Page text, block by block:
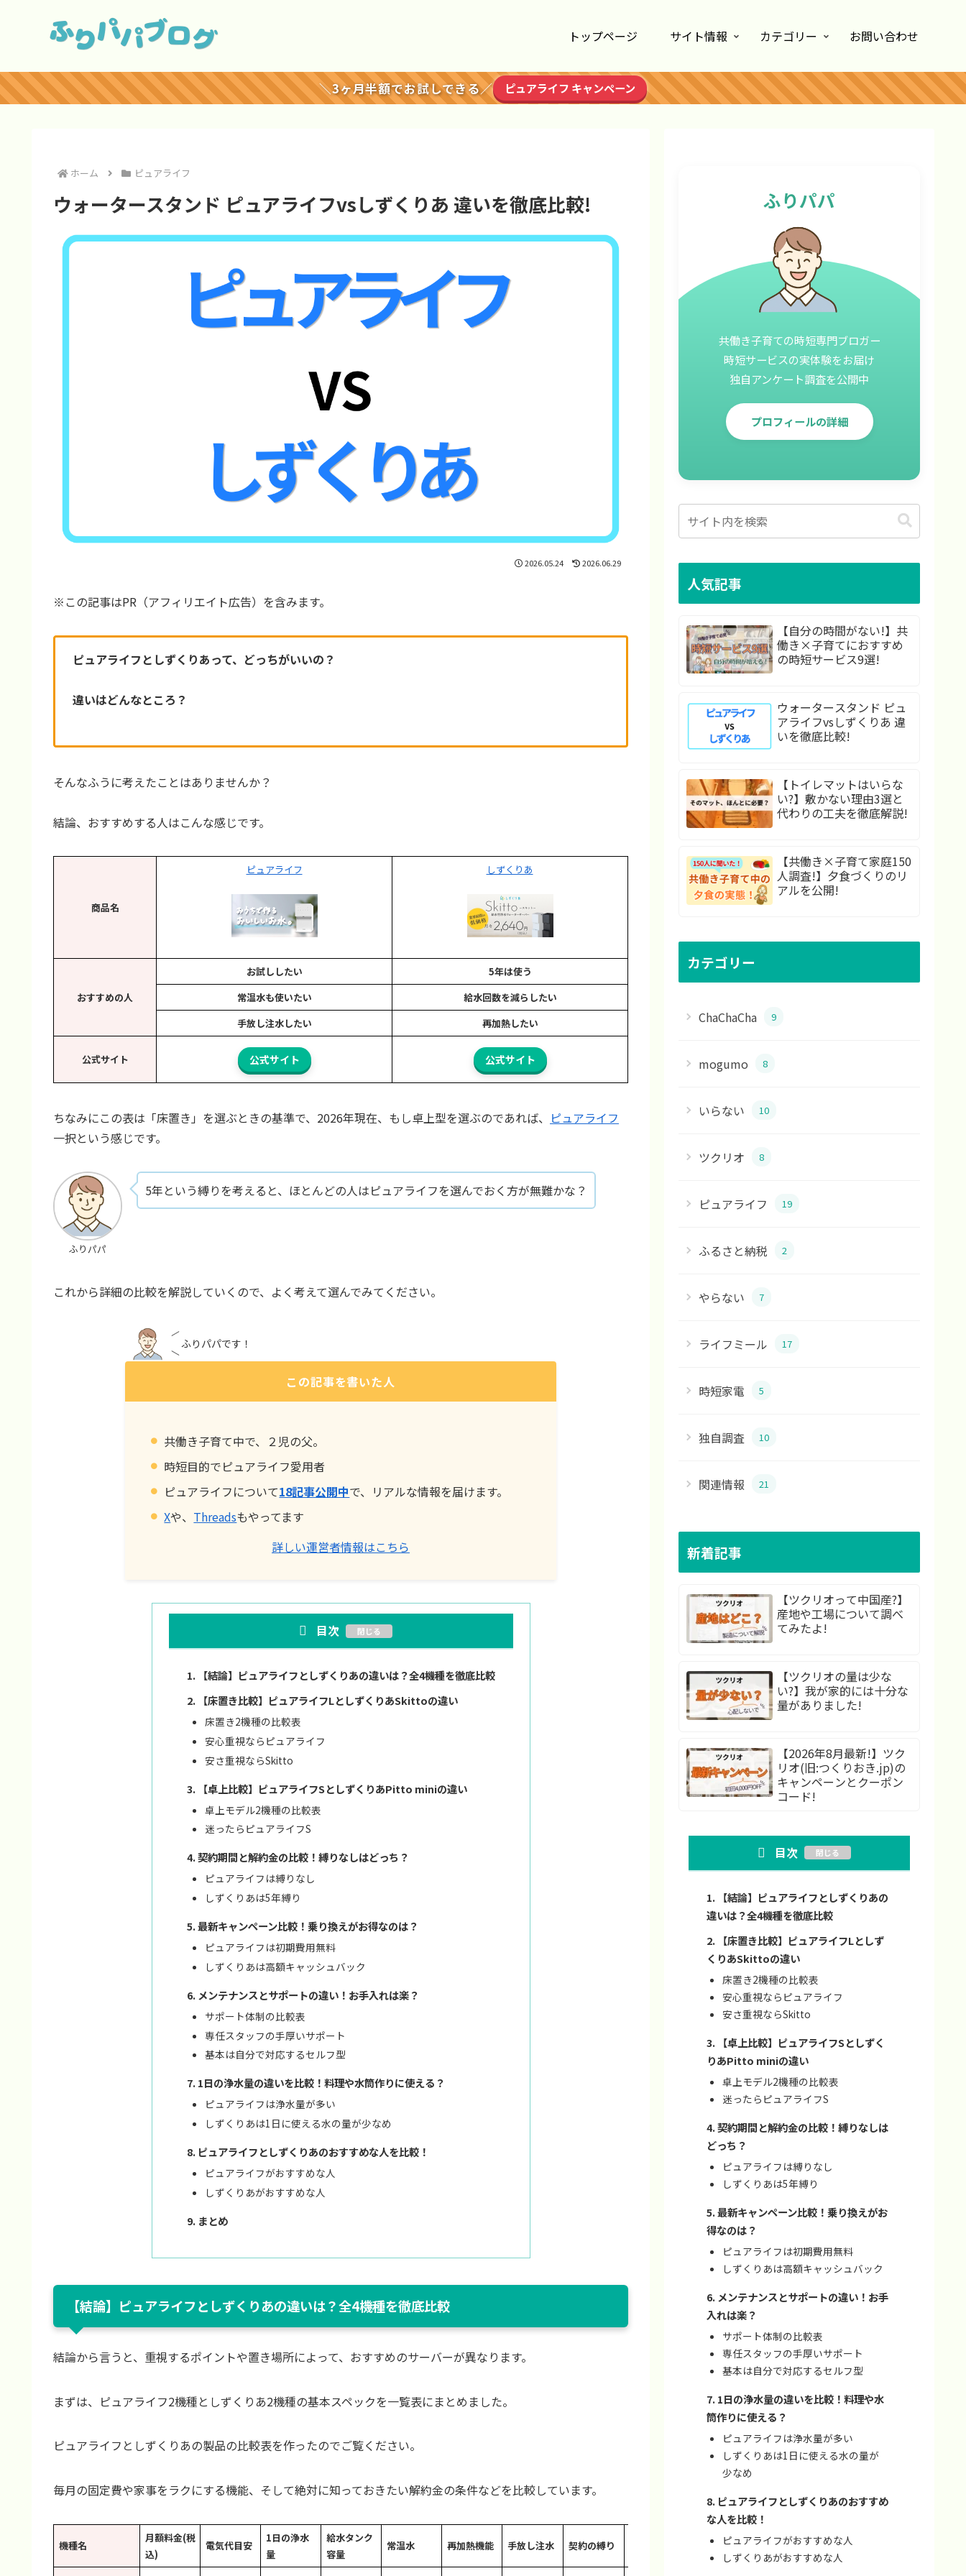
トップページ サイト情報 カテゴリー お問い合わせ
＼3ヶ月半額でお試しできる／ ピュアライフ キャンペーン
ホーム ピュアライフ
ウォータースタンド ピュアライフvsしずくりあ 違いを徹底比較!
2026.05.24 2026.06.29
※この記事はPR（アフィリエイト広告）を含みます。
ピュアライフとしずくりあって、どっちがいいの？
違いはどんなところ？
そんなふうに考えたことはありませんか？
結論、おすすめする人はこんな感じです。
商品名
ピュアライフ しずくりあ
おすすめの人
お試ししたい
5年は使う
常温水も使いたい
給水回数を減らしたい
手放し注水したい
再加熱したい
公式サイト 公式サイト 公式サイト
ちなみにこの表は「床置き」を選ぶときの基準で、2026年現在、もし卓上型を選ぶのであれば、 ピュアライフ
一択という感じです。
ふりパパ
5年という縛りを考えると、ほとんどの人はピュアライフを選んでおく方が無難かな？
これから詳細の比較を解説していくので、よく考えて選んでみてください。
ふりパパです！
この記事を書いた人
共働き子育て中で、２児の父。
時短目的でピュアライフ愛用者
ピュアライフについて18記事公開中で、リアルな情報を届けます。
Xや、 Threadsもやってます
詳しい運営者情報はこちら
目次
【結論】ピュアライフとしずくりあの違いは？全4機種を徹底比較
【床置き比較】ピュアライフLとしずくりあSkittoの違い
床置き2機種の比較表
安心重視ならピュアライフ
安さ重視ならSkitto
【卓上比較】ピュアライフSとしずくりあPitto miniの違い
卓上モデル2機種の比較表
迷ったらピュアライフS
契約期間と解約金の比較！縛りなしはどっち？
ピュアライフは縛りなし
しずくりあは5年縛り
最新キャンペーン比較！乗り換えがお得なのは？
ピュアライフは初期費用無料
しずくりあは高額キャッシュバック
メンテナンスとサポートの違い！お手入れは楽？
サポート体制の比較表
専任スタッフの手厚いサポート
基本は自分で対応するセルフ型
1日の浄水量の違いを比較！料理や水筒作りに使える？
ピュアライフは浄水量が多い
しずくりあは1日に使える水の量が少なめ
ピュアライフとしずくりあのおすすめな人を比較！
ピュアライフがおすすめな人
しずくりあがおすすめな人
まとめ
【結論】ピュアライフとしずくりあの違いは？全4機種を徹底比較
結論から言うと、重視するポイントや置き場所によって、おすすめのサーバーが異なります。
まずは、ピュアライフ2機種としずくりあ2機種の基本スペックを一覧表にまとめました。
ピュアライフとしずくりあの製品の比較表を作ったのでご覧ください。
毎月の固定費や家事をラクにする機能、そして絶対に知っておきたい解約金の条件などを比較しています。
機種名
月額料金(税
込)
電気代目安
1日の浄水
量
給水タンク
容量
常温水 再加熱機能 手放し注水 契約の縛り 公式サイト
ふりパパ
共働き子育ての時短専門ブロガー
時短サービスの実体験をお届け
独自アンケート調査を公開中
プロフィールの詳細
人気記事
【自分の時間がない!】共
働き×子育てにおすすめ
の時短サービス9選!
ウォータースタンド ピュ
アライフvsしずくりあ 違
いを徹底比較!
【トイレマットはいらな
い?】敷かない理由3選と
代わりの工夫を徹底解説!
【共働き×子育て家庭150
人調査!】夕食づくりのリ
アルを公開!
カテゴリー
ChaChaCha 9
mogumo 8
いらない 10
ツクリオ 8
ピュアライフ 19
ふるさと納税 2
やらない 7
ライフミール 17
時短家電 5
独自調査 10
関連情報 21
新着記事
【ツクリオって中国産?】
産地や工場について調べ
てみたよ!
【ツクリオの量は少な
い?】我が家的には十分な
量がありました!
【2026年8月最新!】ツク
リオ(旧:つくりおき.jp)の
キャンペーンとクーポン
コード!
目次
【結論】ピュアライフとしずくりあの
違いは？全4機種を徹底比較
【床置き比較】ピュアライフLとしず
くりあSkittoの違い
床置き2機種の比較表
安心重視ならピュアライフ
安さ重視ならSkitto
【卓上比較】ピュアライフSとしずく
りあPitto miniの違い
卓上モデル2機種の比較表
迷ったらピュアライフS
契約期間と解約金の比較！縛りなしは
どっち？
ピュアライフは縛りなし
しずくりあは5年縛り
最新キャンペーン比較！乗り換えがお
得なのは？
ピュアライフは初期費用無料
しずくりあは高額キャッシュバック
メンテナンスとサポートの違い！お手
入れは楽？
サポート体制の比較表
専任スタッフの手厚いサポート
基本は自分で対応するセルフ型
1日の浄水量の違いを比較！料理や水
筒作りに使える？
ピュアライフは浄水量が多い
しずくりあは1日に使える水の量が
少なめ
ピュアライフとしずくりあのおすすめ
な人を比較！
ピュアライフがおすすめな人
しずくりあがおすすめな人